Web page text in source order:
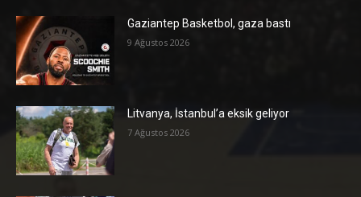
Gaziantep Basketbol, gaza bastı
9 Ağustos 2026
Litvanya, İstanbul’a eksik geliyor
7 Ağustos 2026